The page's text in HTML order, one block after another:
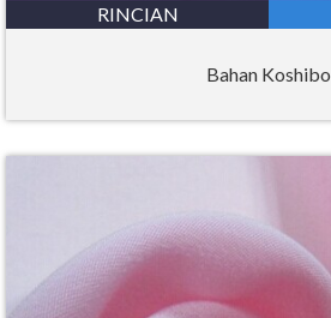
RINCIAN
Bahan Koshibo